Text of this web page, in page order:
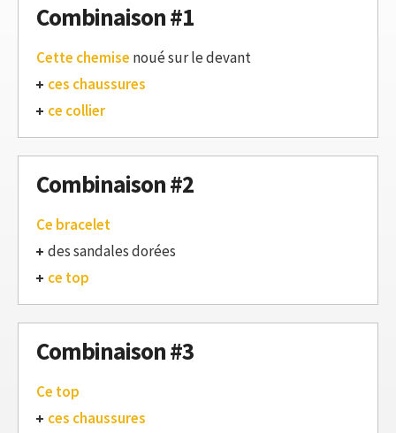
Combinaison #1
Cette chemise noué sur le devant
ces chaussures
ce collier
Combinaison #2
Ce bracelet
des sandales dorées
ce top
Combinaison #3
Ce top
ces chaussures